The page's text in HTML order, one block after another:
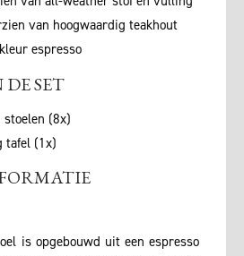
van hoogwaardig teakhout
espresso
SET
(8x)
tafel (1x)
is opgebouwd uit een espresso